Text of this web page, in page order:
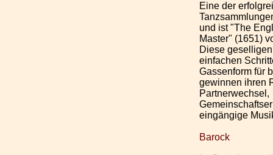
Eine der
und ist "The
Master" (1651)
Diese
einfachen
Gassenform für
gewinnen ihren
Partnerwechsel,
eingängige
Barock